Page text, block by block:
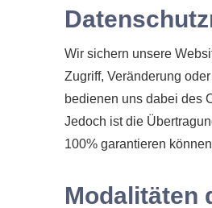
Wir sichern unsere
Zugriff, Veränderung
bedienen uns dabei des
Jedoch ist die
100% garantieren
Modalitäten